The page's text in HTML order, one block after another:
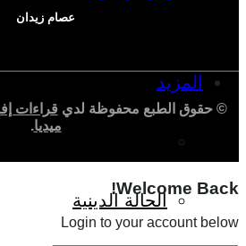
المزيد
الحالة الدينية
عصام زيدان
© حقوق الطبع محفوظة لدي قراءات
ميديا.
Welcome Back!
Login to your account below